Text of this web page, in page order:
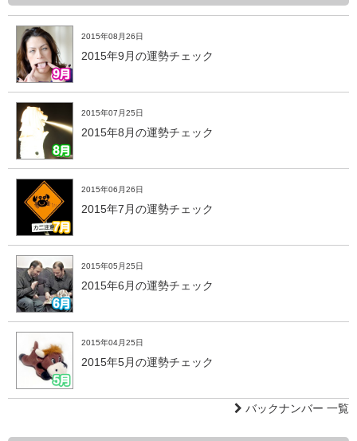
2015年08月26日
2015年9月の運勢チェック
2015年07月25日
2015年8月の運勢チェック
2015年06月26日
2015年7月の運勢チェック
2015年05月25日
2015年6月の運勢チェック
2015年04月25日
2015年5月の運勢チェック
バックナンバー 一覧